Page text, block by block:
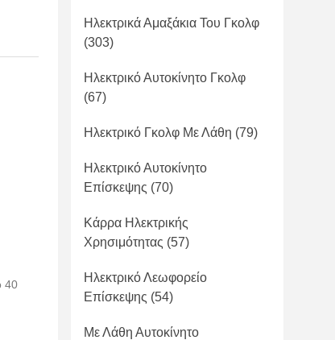
40
Ηλεκτρικά Αμαξάκια Του Γκολφ
(303)
Ηλεκτρικό Αυτοκίνητο Γκολφ
(67)
Ηλεκτρικό Γκολφ Με Λάθη (79)
Ηλεκτρικό Αυτοκίνητο
Επίσκεψης (70)
Κάρρα Ηλεκτρικής
Χρησιμότητας (57)
Ηλεκτρικό Λεωφορείο
Επίσκεψης (54)
Με Λάθη Αυτοκίνητο